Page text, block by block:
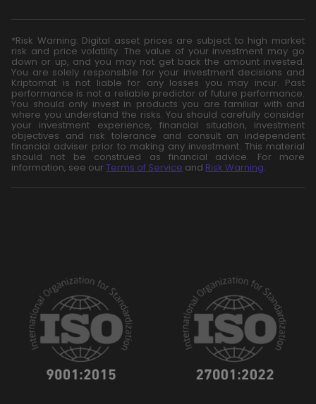
*Risk Warning: Digital asset prices are subject to high market
risk and price volatility. The value of your investment may go
down or up, and you may not get back the amount invested.
You are solely responsible for your investment decisions and
Kriptomat is not liable for any losses you may incur. Past
performance is not a reliable predictor of future performance.
You should only invest in products you are familiar with and
where you understand the risks. You should carefully consider
your investment experience, financial situation, investment
objectives and risk tolerance and consult an independent
financial adviser prior to making any investment. This material
should not be construed as financial advice. For more
information, see our Terms of Service and Risk Warning.